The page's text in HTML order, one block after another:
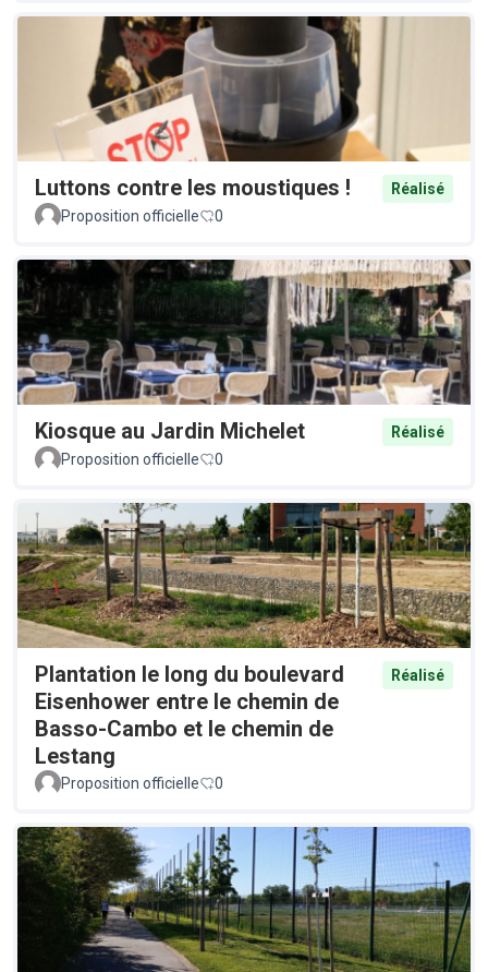
Luttons contre les moustiques !
Réalisé
Proposition officielle
0
Kiosque au Jardin Michelet
Réalisé
Proposition officielle
0
Plantation le long du boulevard
Eisenhower entre le chemin de
Basso-Cambo et le chemin de
Lestang
Réalisé
Proposition officielle 0